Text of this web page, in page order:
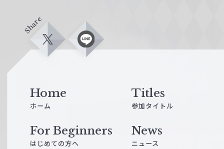
Share
X L
i
Home
ホーム
Titles
参加タイトル
For Beginners
はじめての方へ
News
ニュース